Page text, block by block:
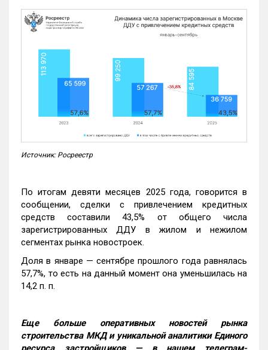
Источник: Росреестр
По итогам девяти месяцев 2025 года, говорится в
сообщении, сделки с привлечением кредитных
средств составили 43,5% от общего числа
зарегистрированных ДДУ в жилом и нежилом
сегментах рынка новостроек.
Доля в январе — сентябре прошлого года равнялась
57,7%, то есть на данный момент она уменьшилась на
14,2 п. п.
Еще больше оперативных новостей рынка
строительства МКД и уникальной аналитики Единого